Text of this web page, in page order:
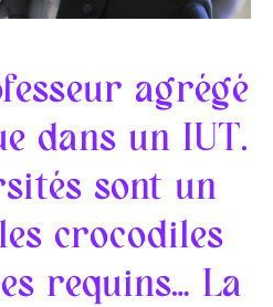
agrégé
dans un IUT.
sont un
crocodiles
requins… La